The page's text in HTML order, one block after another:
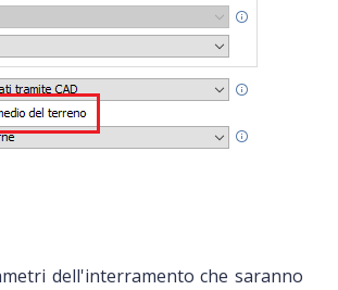
dell'interramento che saranno